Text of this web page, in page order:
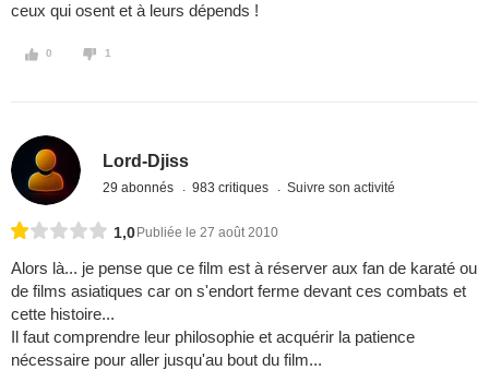
ceux qui osent et à leurs dépends !
0 1
Lord-Djiss
29 abonnés 983 critiques Suivre son activité
1,0 Publiée le 27 août 2010
Alors là... je pense que ce film est à réserver aux fan de karaté ou
de films asiatiques car on s'endort ferme devant ces combats et
cette histoire...
Il faut comprendre leur philosophie et acquérir la patience
nécessaire pour aller jusqu'au bout du film...